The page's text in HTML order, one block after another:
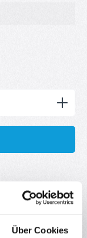
Über Cookies
Wert ein